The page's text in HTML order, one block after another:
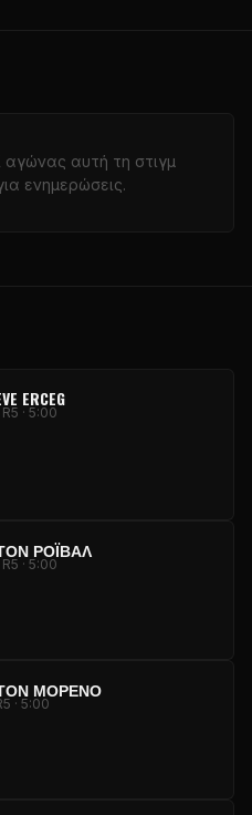
αγώνας αυτή τη στιγμ
ενημερώσεις.
ERCEG
· 5:00
ΡΌΪΒΑΛ
· 5:00
ΜΟΡΈΝΟ
· 5:00